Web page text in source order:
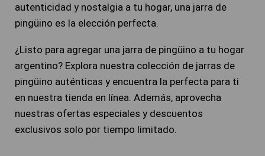
autenticidad y nostalgia a tu hogar, una jarra de
pingüino es la elección perfecta.
¿Listo para agregar una jarra de pingüino a tu hogar
argentino? Explora nuestra colección de jarras de
pingüino auténticas y encuentra la perfecta para ti
en nuestra tienda en línea. Además, aprovecha
nuestras ofertas especiales y descuentos
exclusivos solo por tiempo limitado.